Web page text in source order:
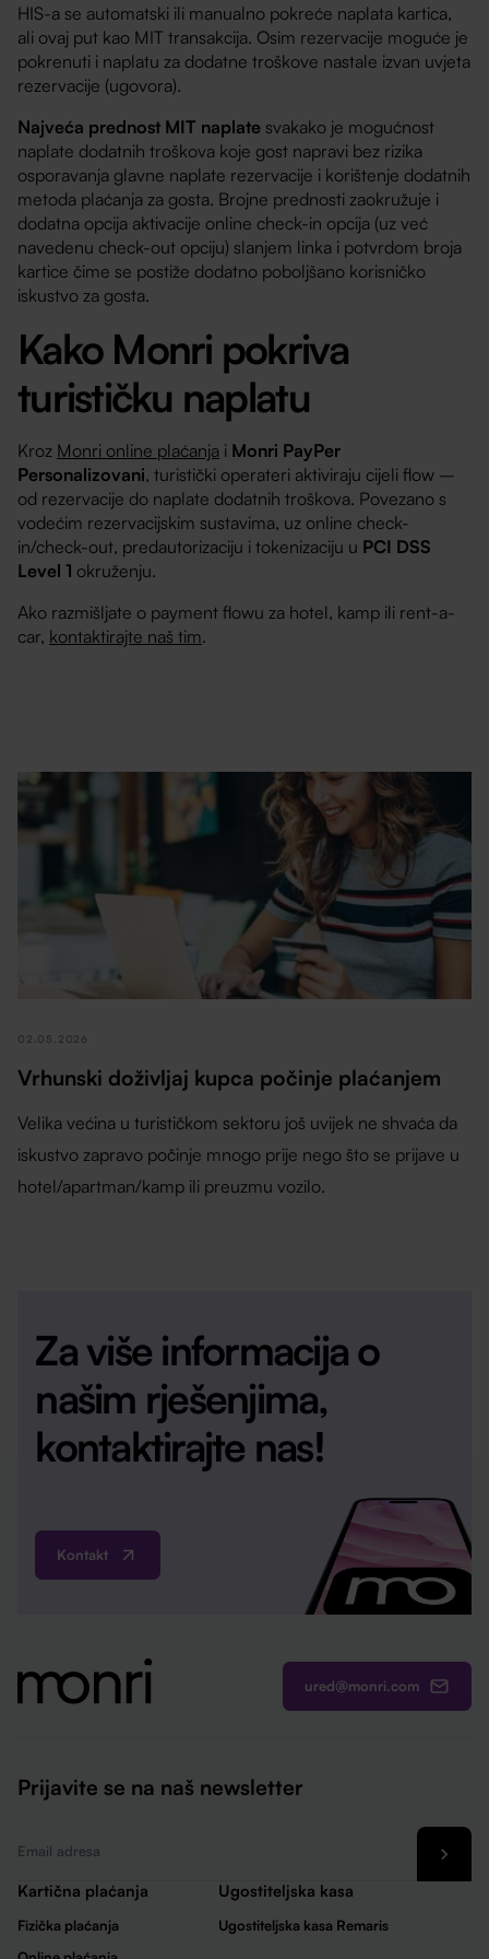
HIS-a se automatski ili manualno pokreće naplata kartica,
ali ovaj put kao MIT transakcija. Osim rezervacije moguće je
pokrenuti i naplatu za dodatne troškove nastale izvan uvjeta
rezervacije (ugovora).
Najveća prednost MIT naplate svakako je mogućnost
naplate dodatnih troškova koje gost napravi bez rizika
osporavanja glavne naplate rezervacije i korištenje dodatnih
metoda plaćanja za gosta. Brojne prednosti zaokružuje i
dodatna opcija aktivacije online check-in opcija (uz već
navedenu check-out opciju) slanjem linka i potvrdom broja
kartice čime se postiže dodatno poboljšano korisničko
iskustvo za gosta.
Kako Monri pokriva
turističku naplatu
Kroz Monri online plaćanja i Monri PayPer
Personalizovani, turistički operateri aktiviraju cijeli flow –
od rezervacije do naplate dodatnih troškova. Povezano s
vodećim rezervacijskim sustavima, uz online check-
in/check-out, predautorizaciju i tokenizaciju u PCI DSS
Level 1 okruženju.
Ako razmišljate o payment flowu za hotel, kamp ili rent-a-
car, kontaktirajte naš tim.
02.05.2026
Vrhunski doživljaj kupca počinje plaćanjem
Velika većina u turističkom sektoru još uvijek ne shvaća da
iskustvo zapravo počinje mnogo prije nego što se prijave u
hotel/apartman/kamp ili preuzmu vozilo.
Za više informacija o
našim rješenjima,
kontaktirajte nas!
Kontakt
ured@monri.com
Prijavite se na naš newsletter
Kartična plaćanja
Fizička plaćanja
Ugostiteljska kasa
Ugostiteljska kasa Remaris